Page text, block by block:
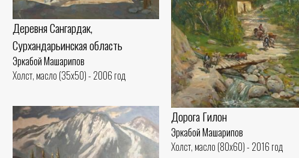
Деревня Сангардaк,
Сурхандарьинская область
Эркабой Машарипов
Холст, масло (35x50) - 2006 год
Дорога Гилон
Эркабой Машарипов
Холст, масло (80x60) - 2016 год